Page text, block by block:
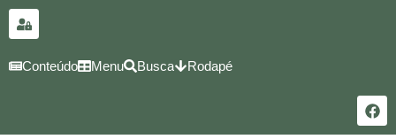
conteúdo
Conteúdo Menu Busca Rodapé